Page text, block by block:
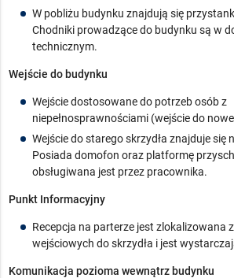
W pobliżu budynku znajdują się
Chodniki prowadzące do budynku są w
technicznym.
Wejście do budynku
Wejście dostosowane do potrzeb osób z
niepełnosprawnościami (wejście do
Wejście do starego skrzydła znajduje się
Posiada domofon oraz platformę
obsługiwana jest przez pracownika.
Punkt Informacyjny
Recepcja na parterze jest zlokalizowana
wejściowych do skrzydła i jest
Komunikacja pozioma wewnątrz budynku